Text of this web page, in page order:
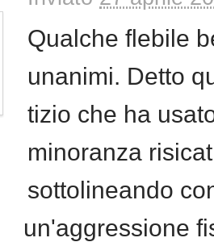
Qualche flebile
unanimi. Detto
tizio che ha
minoranza
sottolineando
un'aggressione